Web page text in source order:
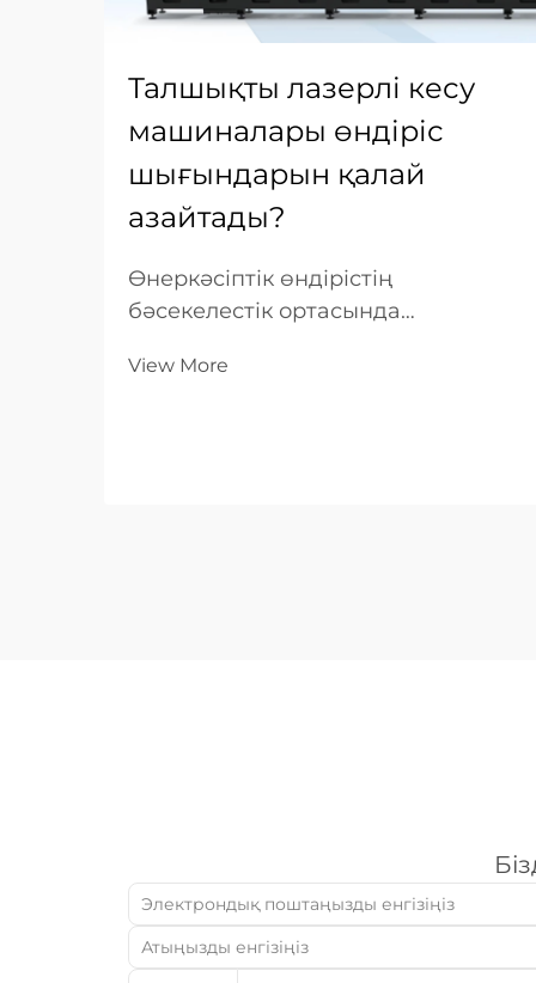
Талшықты лазерлі кесу
машиналары өндіріс
шығындарын қалай
азайтады?
Өнеркәсіптік өндірістің
бәсекелестік ортасында
қиыншылықтарға ұшырап жатқан
View More